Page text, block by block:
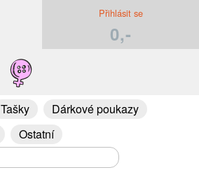
Přihlásit se
0,-
Tašky
Dárkové poukazy
Ostatní